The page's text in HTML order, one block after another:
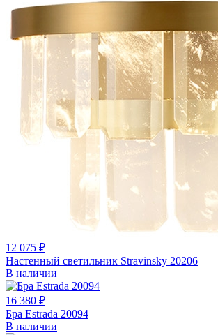
12 075 ₽
Настенный светильник Stravinsky 20206
В наличии
16 380 ₽
Бра Estrada 20094
В наличии